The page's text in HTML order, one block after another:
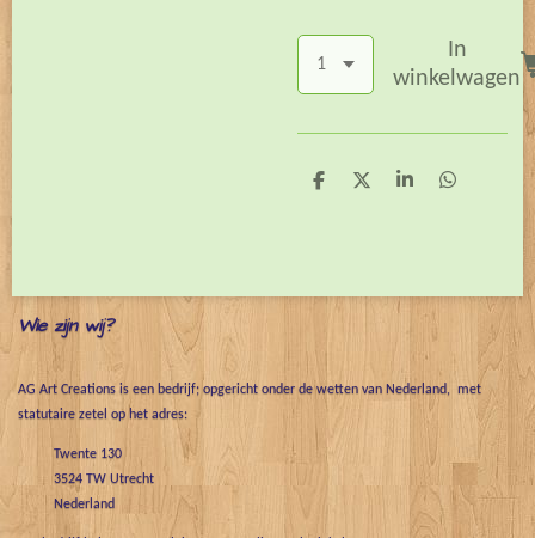
In
winkelwagen
D
D
S
D
Wie zijn wij?
AG Art Creations is een bedrijf; opgericht onder de wetten van Nederland, met
statutaire zetel op het adres:
Twente 130
3524 TW Utrecht
Nederland